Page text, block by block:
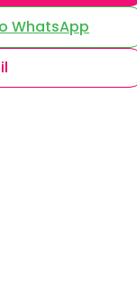
WhatsApp